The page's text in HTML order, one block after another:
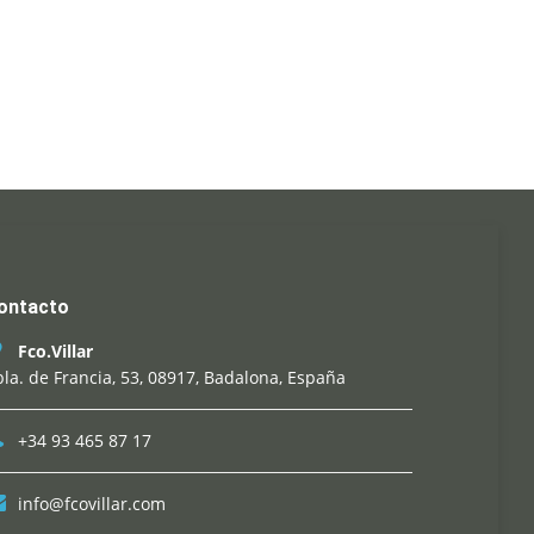
Fco.Villar
de Francia, 53, 08917, Badalona, España
+34 93 465 87 17
info@fcovillar.com